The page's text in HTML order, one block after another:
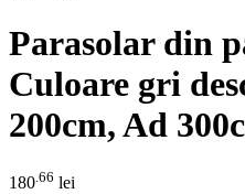
Parasolar din
Culoare gri
200cm, Ad
180.66 lei